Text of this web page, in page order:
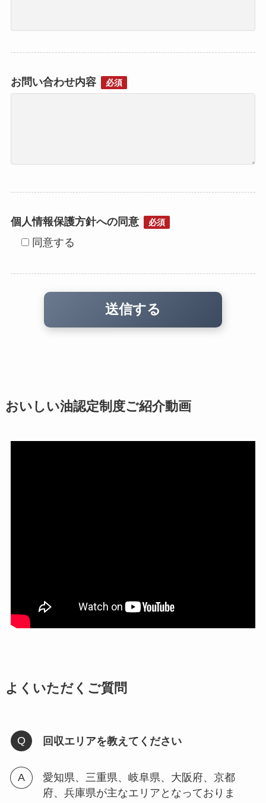
お問い合わせ内容 必須
個人情報保護方針への同意 必須
同意する
おいしい油認定制度ご紹介動画
よくいただくご質問
回収エリアを教えてください
愛知県、三重県、岐阜県、大阪府、京都
府、兵庫県が主なエリアとなっておりま